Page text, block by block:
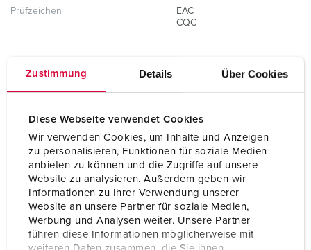
Zustimmung Details Über Cookies
Diese Webseite verwendet Cookies
Wir verwenden Cookies, um Inhalte und Anzeigen
zu personalisieren, Funktionen für soziale Medien
anbieten zu können und die Zugriffe auf unsere
Website zu analysieren. Außerdem geben wir
Informationen zu Ihrer Verwendung unserer
Website an unsere Partner für soziale Medien,
Werbung und Analysen weiter. Unsere Partner
führen diese Informationen möglicherweise mit
Prüfzeichen
EAC
CQC